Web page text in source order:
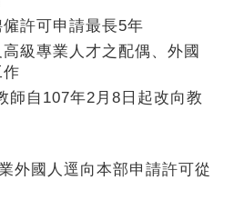
許可申請最長5年
級專業人才之配偶、外國
師自107年2月8日起改向教
外國人逕向本部申請許可從